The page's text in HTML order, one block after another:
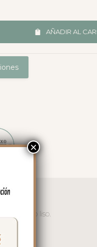
AÑADIR AL
corto liso.
×